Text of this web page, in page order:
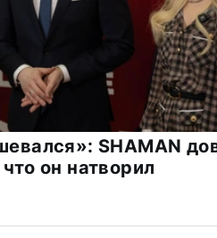
SHAMAN
он натворил